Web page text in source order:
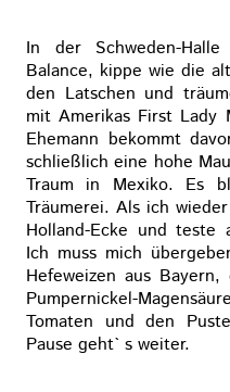
In der Schweden-
Balance, kippe wie die
den Latschen und
mit Amerikas First Lady
Ehemann bekommt
schließlich eine hohe
Traum in Mexiko. Es
Träumerei. Als ich
Holland-Ecke und teste
Ich muss mich
Hefeweizen aus
Pumpernickel-
Tomaten und den
Pause geht` s weiter.